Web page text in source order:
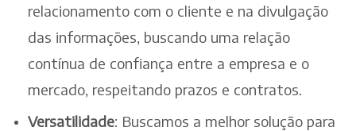
relacionamento com o cliente e na divulgação
das informações, buscando uma relação
contínua de confiança entre a empresa e o
mercado, respeitando prazos e contratos.
Versatilidade: Buscamos a melhor solução para